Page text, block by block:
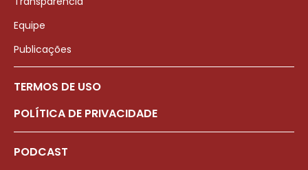
Equipe
Publicações
TERMOS DE USO
POLÍTICA DE PRIVACIDADE
PODCAST